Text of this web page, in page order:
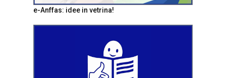
e-Anffas: idee in vetrina!